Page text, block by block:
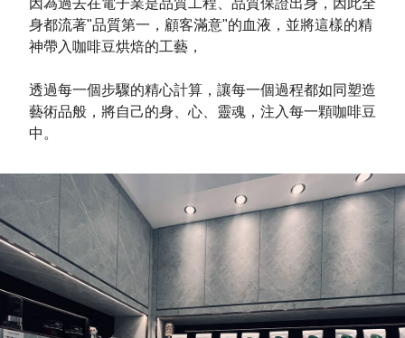
因為過去在電子業是品質工程、品質保證出身，因此全
身都流著"品質第一，顧客滿意"的血液，並將這樣的精
神帶入咖啡豆烘焙的工藝，
透過每一個步驟的精心計算，讓每一個過程都如同塑造
藝術品般，將自己的身、心、靈魂，注入每一顆咖啡豆
中。